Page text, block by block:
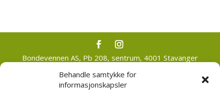
Behandle samtykke for
informasjonskapsler
Bondevennen AS, Pb 208, sentrum, 4001 Stavanger